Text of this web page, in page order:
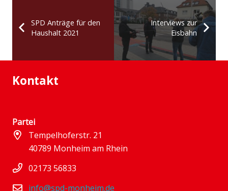
SPD Anträge für den
Haushalt 2021
Interviews zur
Eisbahn
Kontakt
Partei
Tempelhoferstr. 21
40789 Monheim am Rhein
02173 56833
info@spd-monheim.de